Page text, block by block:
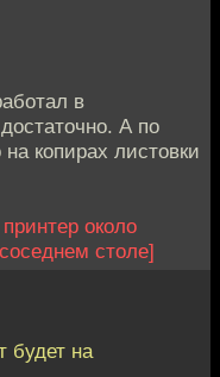
в
А по
копирах листовки
около
столе]
будет на